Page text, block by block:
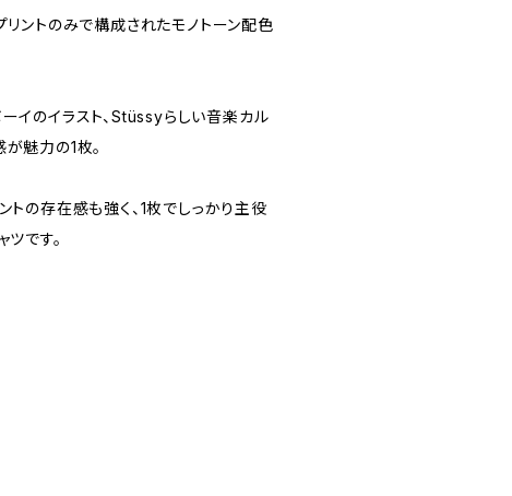
リントのみで構成されたモノトーン配色
イのイラスト、Stüssyらしい音楽カル
魅力の1枚。
トの存在感も強く、1枚でしっかり主役
です。